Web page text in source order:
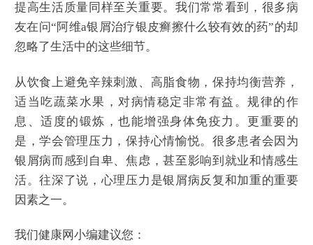
提高生活质量同样至关重要。我们常常看到，很多病
友在问“阿维a银屑治疗银皮癣擦什么较有效的药”的却
忽略了生活中的这些细节。
从饮食上避免辛辣刺激、高脂食物，保持均衡营养，
适当吃蔬菜水果，对病情稳定非常有益。规律的作
息、适度的锻炼，也能增强身体免疫力。更重要的
是，学会管理压力，保持心情愉悦。很多患者会因为
银屑病而感到自卑、焦虑，甚至影响到就业和情感生
活。往深了说，心理压力是银屑病反复和加重的重要
因素之一。
我们健康网小编建议您：